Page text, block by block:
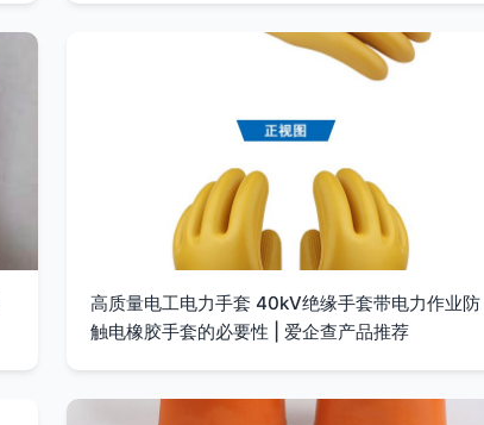
高质量电工电力手套 40kV绝缘手套带电力作业防
触电橡胶手套的必要性 | 爱企查产品推荐